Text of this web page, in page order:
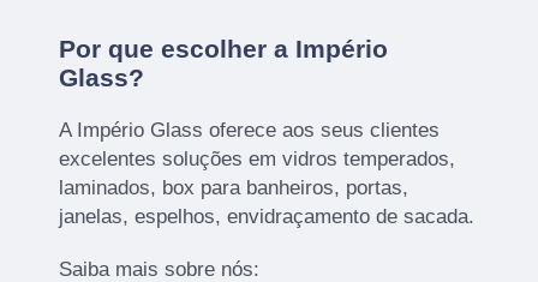
Por que escolher a Império
Glass?
A Império Glass oferece aos seus clientes
excelentes soluções em vidros temperados,
laminados, box para banheiros, portas,
janelas, espelhos, envidraçamento de sacada.
Saiba mais sobre nós: